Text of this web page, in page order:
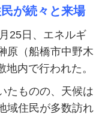
が続々と来場
25日、エネルギ
原（船橋市中野木
内で行われた。
たものの、天候は
域住民が多数訪れ